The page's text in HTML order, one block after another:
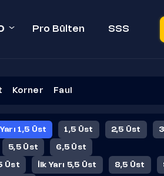
Pro Bülten SSS
Korner Faul
Yarı 1,5 Üst 1,5 Üst 2,5 Üst
5,5 Üst 6,5 Üst
Üst İlk Yarı 5,5 Üst 8,5 Üst